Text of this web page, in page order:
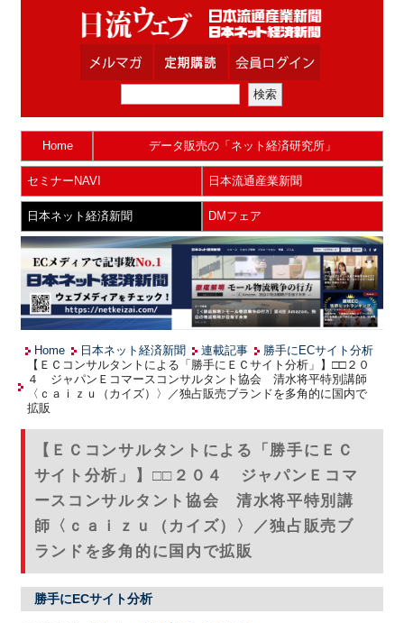
Home データ販売の「ネット経済研究所」
セミナーNAVI 日本流通産業新聞
日本ネット経済新聞 DMフェア
Home 日本ネット経済新聞 連載記事
勝手にECサイト分析
【ＥＣコンサルタントによる「勝手にＥＣサイト分析」】□□２０
４ ジャパンＥコマースコンサルタント協会 清水将平特別講師
〈ｃａｉｚｕ（カイズ）〉／独占販売ブランドを多角的に国内で
拡販
【ＥＣコンサルタントによる「勝手にＥＣ
サイト分析」】□□２０４ ジャパンＥコマ
ースコンサルタント協会 清水将平特別講
師〈ｃａｉｚｕ（カイズ）〉／独占販売ブ
ランドを多角的に国内で拡販
勝手にECサイト分析